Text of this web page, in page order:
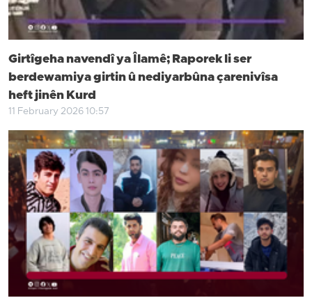
Girtîgeha navendî ya Îlamê; Raporek li ser
berdewamiya girtin û nediyarbûna çarenivîsa
heft jinên Kurd
11 February 2026 10:57